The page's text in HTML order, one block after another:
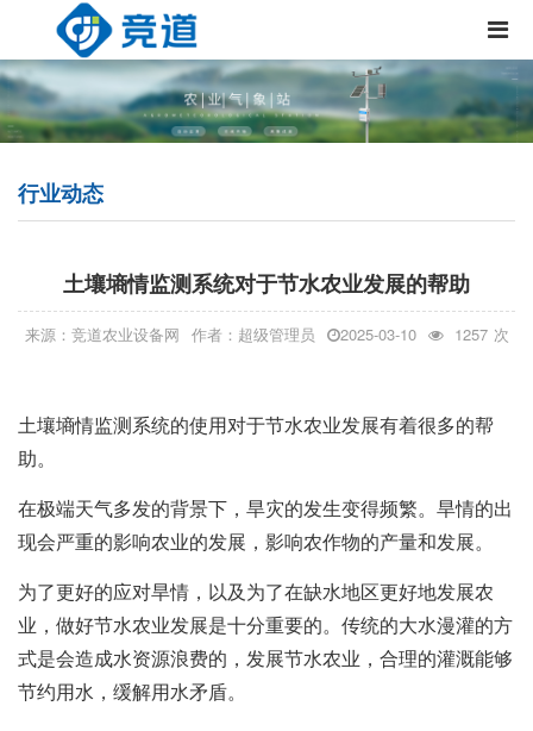
行业动态
土壤墒情监测系统对于节水农业发展的帮助
来源：竞道农业设备网 作者：超级管理员 2025-03-10 1257 次
土壤墒情监测系统的使用对于节水农业发展有着很多的帮
助。
在极端天气多发的背景下，旱灾的发生变得频繁。旱情的出
现会严重的影响农业的发展，影响农作物的产量和发展。
为了更好的应对旱情，以及为了在缺水地区更好地发展农
业，做好节水农业发展是十分重要的。传统的大水漫灌的方
式是会造成水资源浪费的，发展节水农业，合理的灌溉能够
节约用水，缓解用水矛盾。